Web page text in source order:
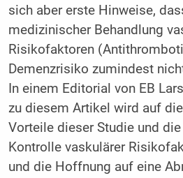
sich aber erste Hinweise,
medizinischer Behandlung
Risikofaktoren
Demenzrisiko zumindest
In einem Editorial von EB
zu diesem Artikel wird auf
Vorteile dieser Studie und
Kontrolle vaskulärer
und die Hoffnung auf eine